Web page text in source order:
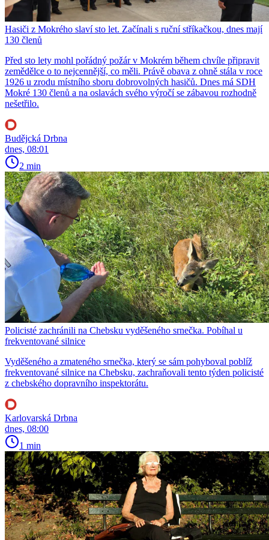
Hasiči z Mokrého slaví sto let. Začínali s ruční stříkačkou, dnes mají
130 členů
Před sto lety mohl pořádný požár v Mokrém během chvíle připravit
zemědělce o to nejcennější, co měli. Právě obava z ohně stála v roce
1926 u zrodu místního sboru dobrovolných hasičů. Dnes má SDH
Mokré 130 členů a na oslavách svého výročí se zábavou rozhodně
nešetřilo.
Budějcká Drbna
dnes, 08:01
2 min
Policisté zachránili na Chebsku vyděšeného srnečka. Pobíhal u
frekventované silnice
Vyděšeného a zmateného srnečka, který se sám pohyboval poblíž
frekventované silnice na Chebsku, zachraňovali tento týden policisté
z chebského dopravního inspektorátu.
Karlovarská Drbna
dnes, 08:00
1 min